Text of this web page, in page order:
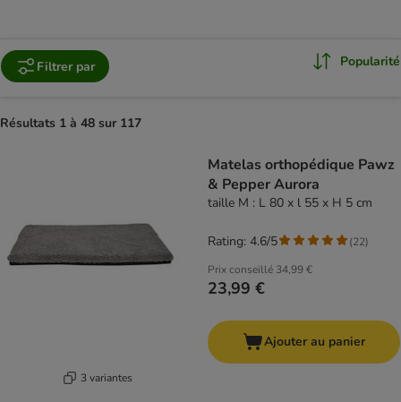
Filtrer par Popularité
Résultats 1 à 48 sur 117
3 variantes
Matelas orthopédique Pawz
& Pepper Aurora
taille M : L 80 x l 55 x H 5 cm
Prix conseillé 34,99 €
23,99 €
Rating: 4.6/5 (22)
Ajouter au panier